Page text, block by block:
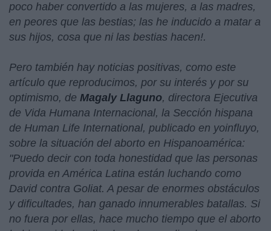
poco haber convertido a las mujeres, a las madres,
en peores que las bestias; las he inducido a matar a
sus hijos, cosa que ni las bestias hacen!.
Pero también hay noticias positivas, como este
artículo que reproducimos, por su interés y por su
optimismo, de Magaly Llaguno, directora Ejecutiva
de Vida Humana Internacional, la Sección hispana
de Human Life International, publicado en yoinfluyo,
sobre la situación del aborto en Hispanoamérica:
"Puedo decir con toda honestidad que las personas
provida en América Latina están luchando como
David contra Goliat. A pesar de enormes obstáculos
y dificultades, han ganado innumerables batallas. Si
no fuera por ellas, hace mucho tiempo que el aborto